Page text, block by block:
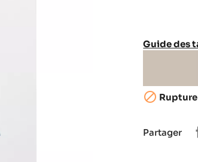
Guide des

Partager